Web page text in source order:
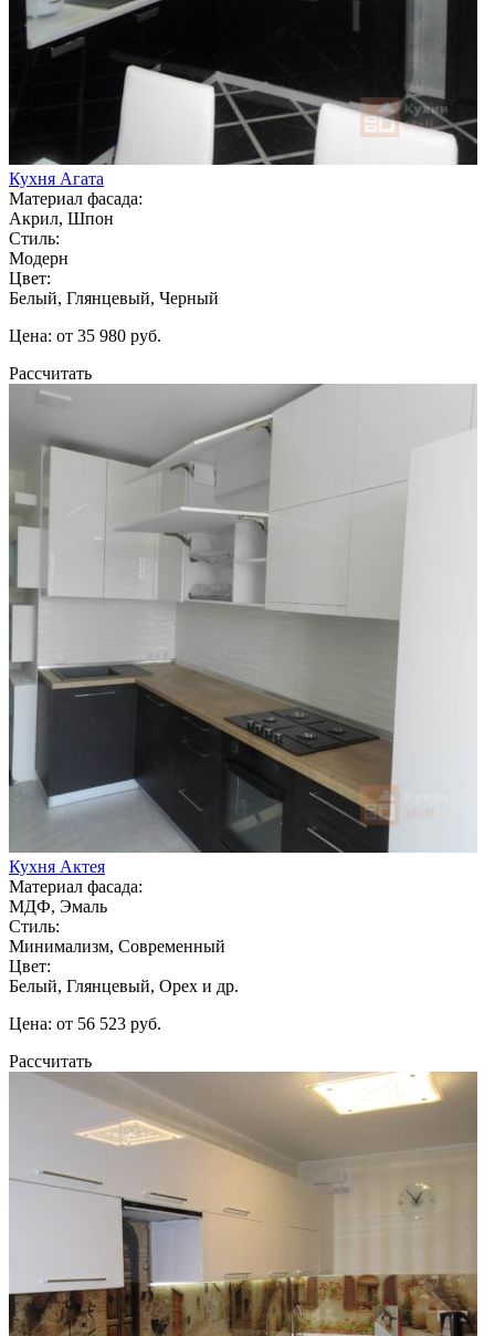
Кухня Агата
Материал фасада:
Акрил, Шпон
Стиль:
Модерн
Цвет:
Белый, Глянцевый, Черный
Цена: от 35 980 руб.
Рассчитать
Кухня Актея
Материал фасада:
МДФ, Эмаль
Стиль:
Минимализм, Современный
Цвет:
Белый, Глянцевый, Орех и др.
Цена: от 56 523 руб.
Рассчитать